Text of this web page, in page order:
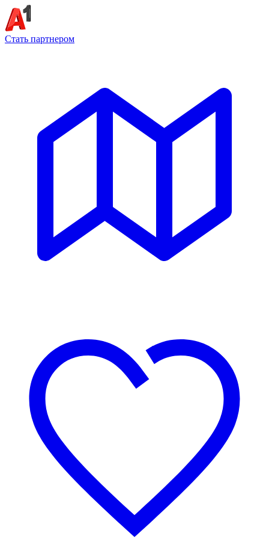
Стать партнером